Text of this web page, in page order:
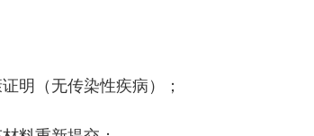
明（无传染性疾病）；